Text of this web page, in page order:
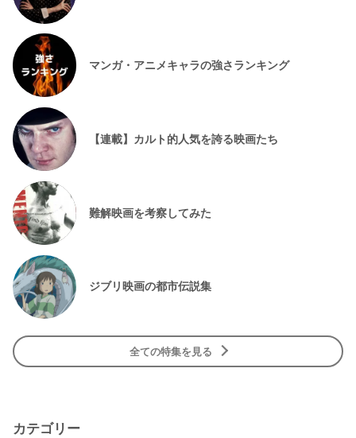
マンガ・アニメキャラの強さランキング
【連載】カルト的人気を誇る映画たち
難解映画を考察してみた
ジブリ映画の都市伝説集
全ての特集を見る
カテゴリー